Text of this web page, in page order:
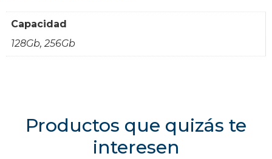
Capacidad
128Gb, 256Gb
Productos que quizás te
interesen